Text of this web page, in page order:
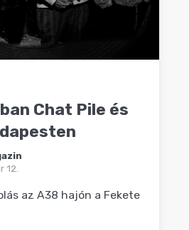
Chat Pile és
12.
az A38 hajón a Fekete